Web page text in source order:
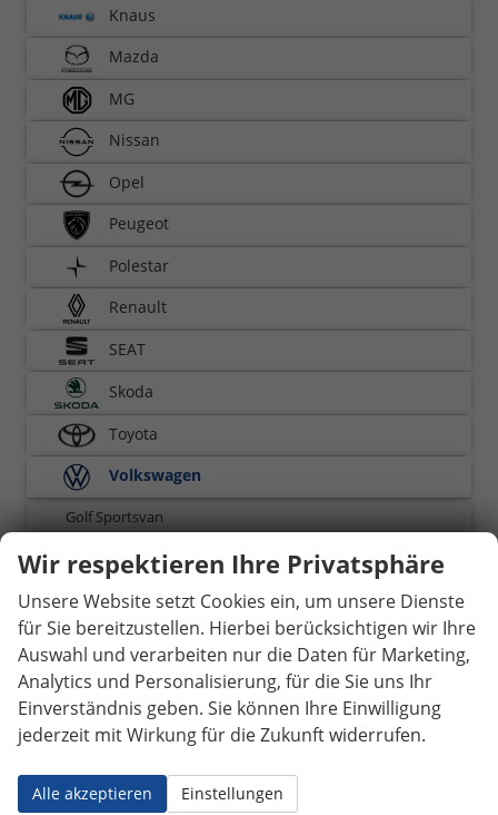
Knaus
Mazda
MG
Nissan
Opel
Peugeot
Polestar
Renault
SEAT
Skoda
Toyota
Volkswagen
Golf Sportsvan
T-Cross
T-Roc
T6 Westfalia
Tiguan
Volvo
Wir respektieren Ihre Privatsphäre
Unsere Website setzt Cookies ein, um unsere Dienste
für Sie bereitzustellen. Hierbei berücksichtigen wir Ihre
Auswahl und verarbeiten nur die Daten für Marketing,
Analytics und Personalisierung, für die Sie uns Ihr
Einverständnis geben. Sie können Ihre Einwilligung
jederzeit mit Wirkung für die Zukunft widerrufen.
Alle akzeptieren Einstellungen